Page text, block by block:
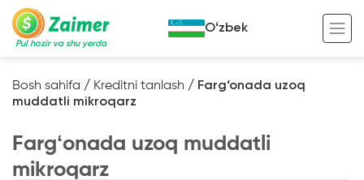
Pul hozir va shu yerda
Garov evaziga kredit
Avto garov evaziga kredit
Ko’chmas mulk garov evaziga kredit
Foydali
Oʻzbek
Bosh sahifa / Kreditni tanlash / Farg‘onada uzoq
muddatli mikroqarz
Fargʻonada uzoq muddatli
mikroqarz